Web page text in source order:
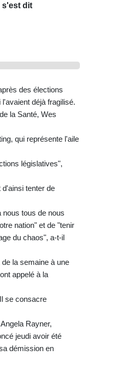
s'est dit
des élections
déjà fragilisé.
la Santé, Wes
qui représente l'aile
législatives",
d'ainsi tenter de
nous tous de nous
nation" et de "tenir
du chaos", a-t-il
la semaine à une
appelé à la
se consacre
Rayner,
jeudi avoir été
démission en